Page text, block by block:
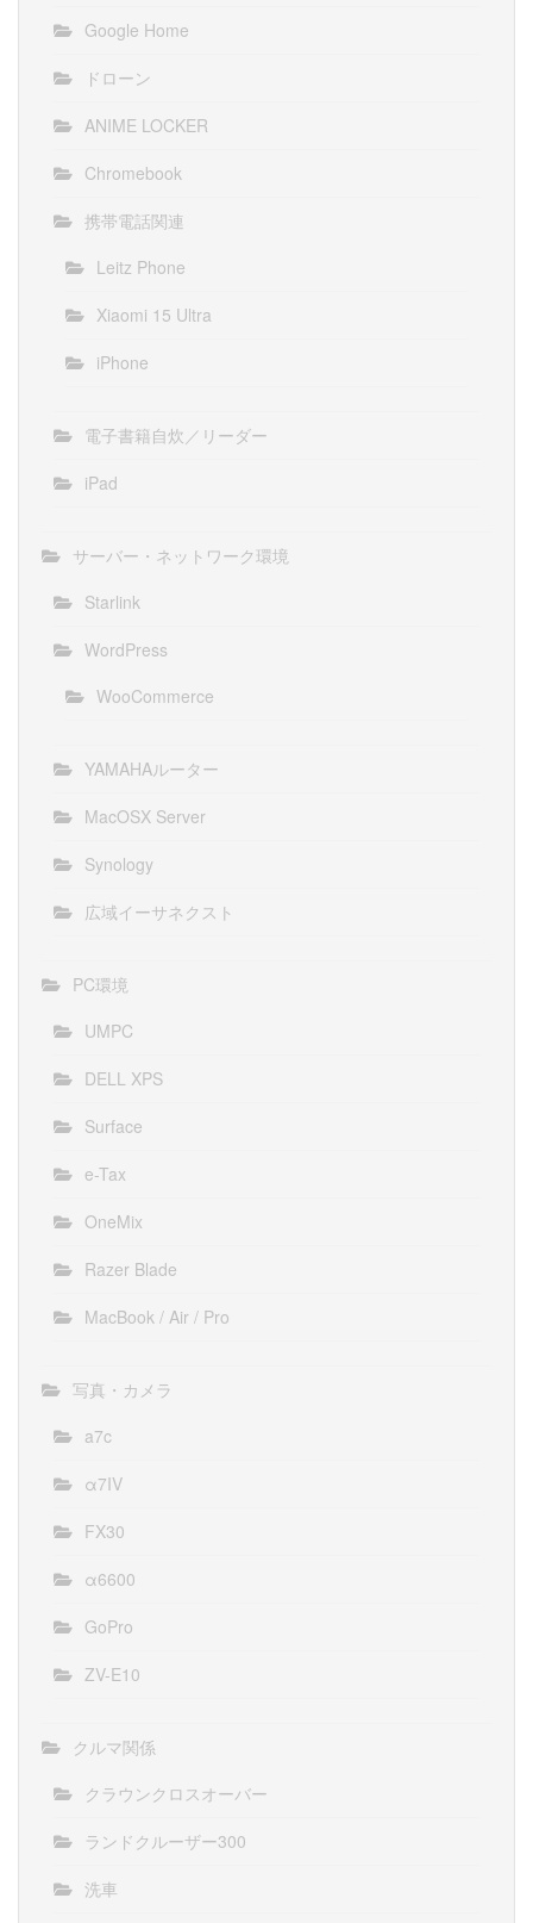
Google Home
ドローン
ANIME LOCKER
Chromebook
携帯電話関連
Leitz Phone
Xiaomi 15 Ultra
iPhone
電子書籍自炊／リーダー
iPad
サーバー・ネットワーク環境
Starlink
WordPress
WooCommerce
YAMAHAルーター
MacOSX Server
Synology
広域イーサネクスト
PC環境
UMPC
DELL XPS
Surface
e-Tax
OneMix
Razer Blade
MacBook / Air / Pro
写真・カメラ
a7c
α7IV
FX30
α6600
GoPro
ZV-E10
クルマ関係
クラウンクロスオーバー
ランドクルーザー300
洗車